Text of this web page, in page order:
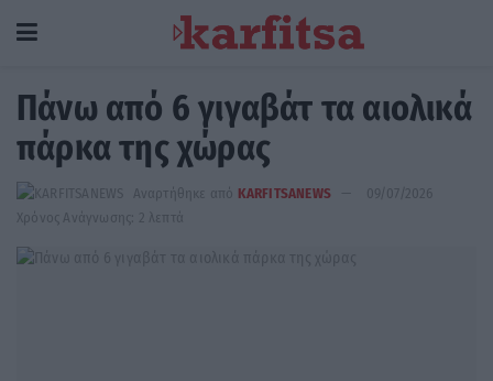
Πάνω από 6 γιγαβάτ τα αιολικά
πάρκα της χώρας
Αναρτήθηκε από KARFITSANEWS
09/07/2026
Χρόνος Ανάγνωσης: 2 λεπτά